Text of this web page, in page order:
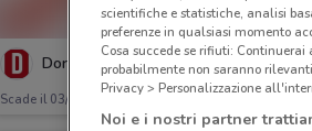
Dorabella
Scade il 03/12
Coin
scientifiche e statistiche, analisi
preferenze in qualsiasi momento
Cosa succede se rifiuti:
probabilmente non saranno
Privacy > Personalizzazione
Noi e i nostri partner